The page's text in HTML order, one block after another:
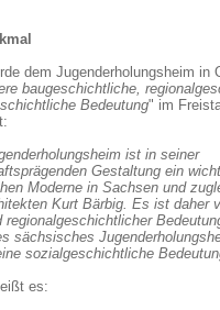
dem Jugenderholungsheim in
baugeschichtliche,
Bedeutung" im
ist in seiner
Gestaltung ein
Moderne in Sachsen und
Kurt Bärbig. Es ist daher
regionalgeschichtlicher
sächsisches
sozialgeschichtliche
es: